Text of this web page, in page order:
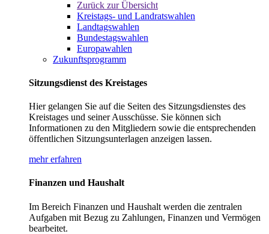
Zurück zur Übersicht
Kreistags- und Landratswahlen
Landtagswahlen
Bundestagswahlen
Europawahlen
Zukunftsprogramm
Sitzungsdienst des Kreistages
Hier gelangen Sie auf die Seiten des Sitzungsdienstes des
Kreistages und seiner Ausschüsse. Sie können sich
Informationen zu den Mitgliedern sowie die entsprechenden
öffentlichen Sitzungsunterlagen anzeigen lassen.
mehr erfahren
Finanzen und Haushalt
Im Bereich Finanzen und Haushalt werden die zentralen
Aufgaben mit Bezug zu Zahlungen, Finanzen und Vermögen
bearbeitet.